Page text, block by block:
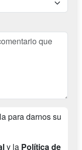
para darnos su
y la Política de